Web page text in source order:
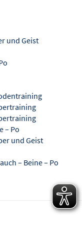
und Geist
– Po
und Geist
– Beine – Po